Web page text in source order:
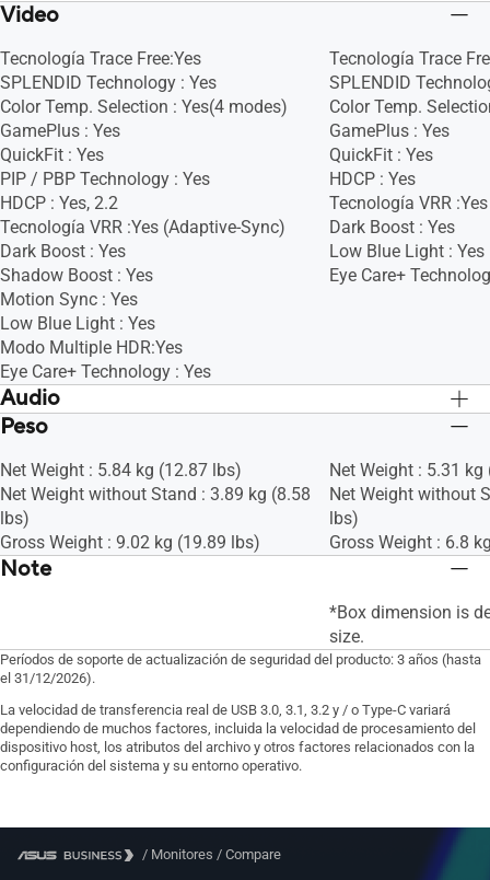
Video
Tecnología Trace Free:Yes
SPLENDID Technology : Yes
Color Temp. Selection : Yes(4 modes)
GamePlus : Yes
QuickFit : Yes
PIP / PBP Technology : Yes
HDCP : Yes, 2.2
Tecnología VRR :Yes (Adaptive-Sync)
Dark Boost : Yes
Shadow Boost : Yes
Motion Sync : Yes
Low Blue Light : Yes
Modo Multiple HDR:Yes
Eye Care+ Technology : Yes
Tecnología Trace
SPLENDID
Color Temp.
GamePlus : Yes
QuickFit : Yes
HDCP : Yes
Tecnología VRR
Dark Boost : Yes
Low Blue Light : Yes
Eye Care+
Audio
Speaker : Yes(2Wx2) Speaker : Yes(2Wx2)
Peso
Net Weight : 5.84 kg (12.87 lbs)
Net Weight without Stand : 3.89 kg (8.58
lbs)
Gross Weight : 9.02 kg (19.89 lbs)
Net Weight : 5.31
Net Weight without
lbs)
Gross Weight : 6.8
Note
*Box dimension is
size.
Períodos de soporte de actualización de seguridad del producto: 3 años (hasta
el 31/12/2026).
La velocidad de transferencia real de USB 3.0, 3.1, 3.2 y / o Type-C variará
dependiendo de muchos factores, incluida la velocidad de procesamiento del
dispositivo host, los atributos del archivo y otros factores relacionados con la
configuración del sistema y su entorno operativo.
/ Monitores / Compare